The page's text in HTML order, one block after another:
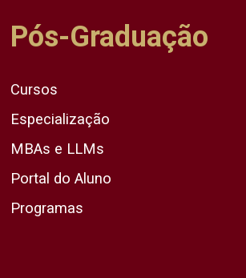
Pós-Graduação
Cursos
Especialização
MBAs e LLMs
Portal do Aluno
Programas